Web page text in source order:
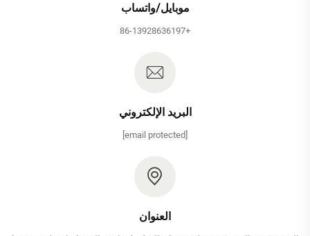
موبايل/واتساب
+86-13928636197
البريد الإلكتروني
[email protected]
العنوان